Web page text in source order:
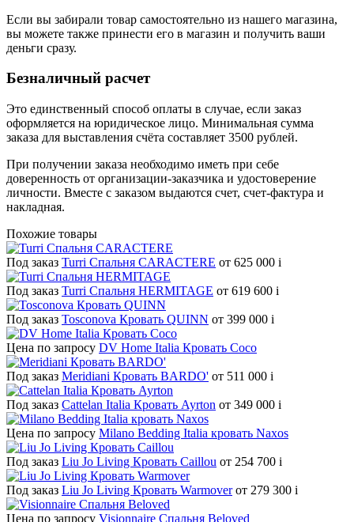
Если вы забирали товар самостоятельно из нашего магазина,
вы можете также принести его в магазин и получить ваши
деньги сразу.
Безналичный расчет
Это единственный способ оплаты в случае, если заказ
оформляется на юридическое лицо. Минимальная сумма
заказа для выставления счёта составляет 3500 рублей.
При получении заказа необходимо иметь при себе
доверенность от организации-заказчика и удостоверение
личности. Вместе с заказом выдаются счет, счет-фактура и
накладная.
Похожие товары
Под заказ Turri Спальня CARACTERE от 625 000 i
Под заказ Turri Спальня HERMITAGE от 619 600 i
Под заказ Tosconova Кровать QUINN от 399 000 i
Цена по запросу DV Home Italia Кровать Coco
Под заказ Meridiani Кровать BARDO' от 511 000 i
Под заказ Cattelan Italia Кровать Ayrton от 349 000 i
Цена по запросу Milano Bedding Italia кровать Naxos
Под заказ Liu Jo Living Кровать Caillou от 254 700 i
Под заказ Liu Jo Living Кровать Warmover от 279 300 i
Цена по запросу Visionnaire Спальня Beloved